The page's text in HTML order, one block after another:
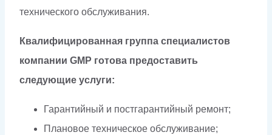
технического обслуживания.
Квалифицированная группа специалистов
компании GMP готова предоставить
следующие услуги:
Гарантийный и постгарантийный ремонт;
Плановое техническое обслуживание;